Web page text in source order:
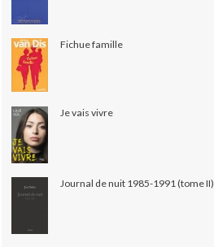
Fichue famille
Je vais vivre
Journal de nuit 1985-1991 (tome II)